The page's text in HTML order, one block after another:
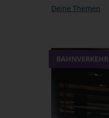
Deine Themen
BAHNVERKEHR